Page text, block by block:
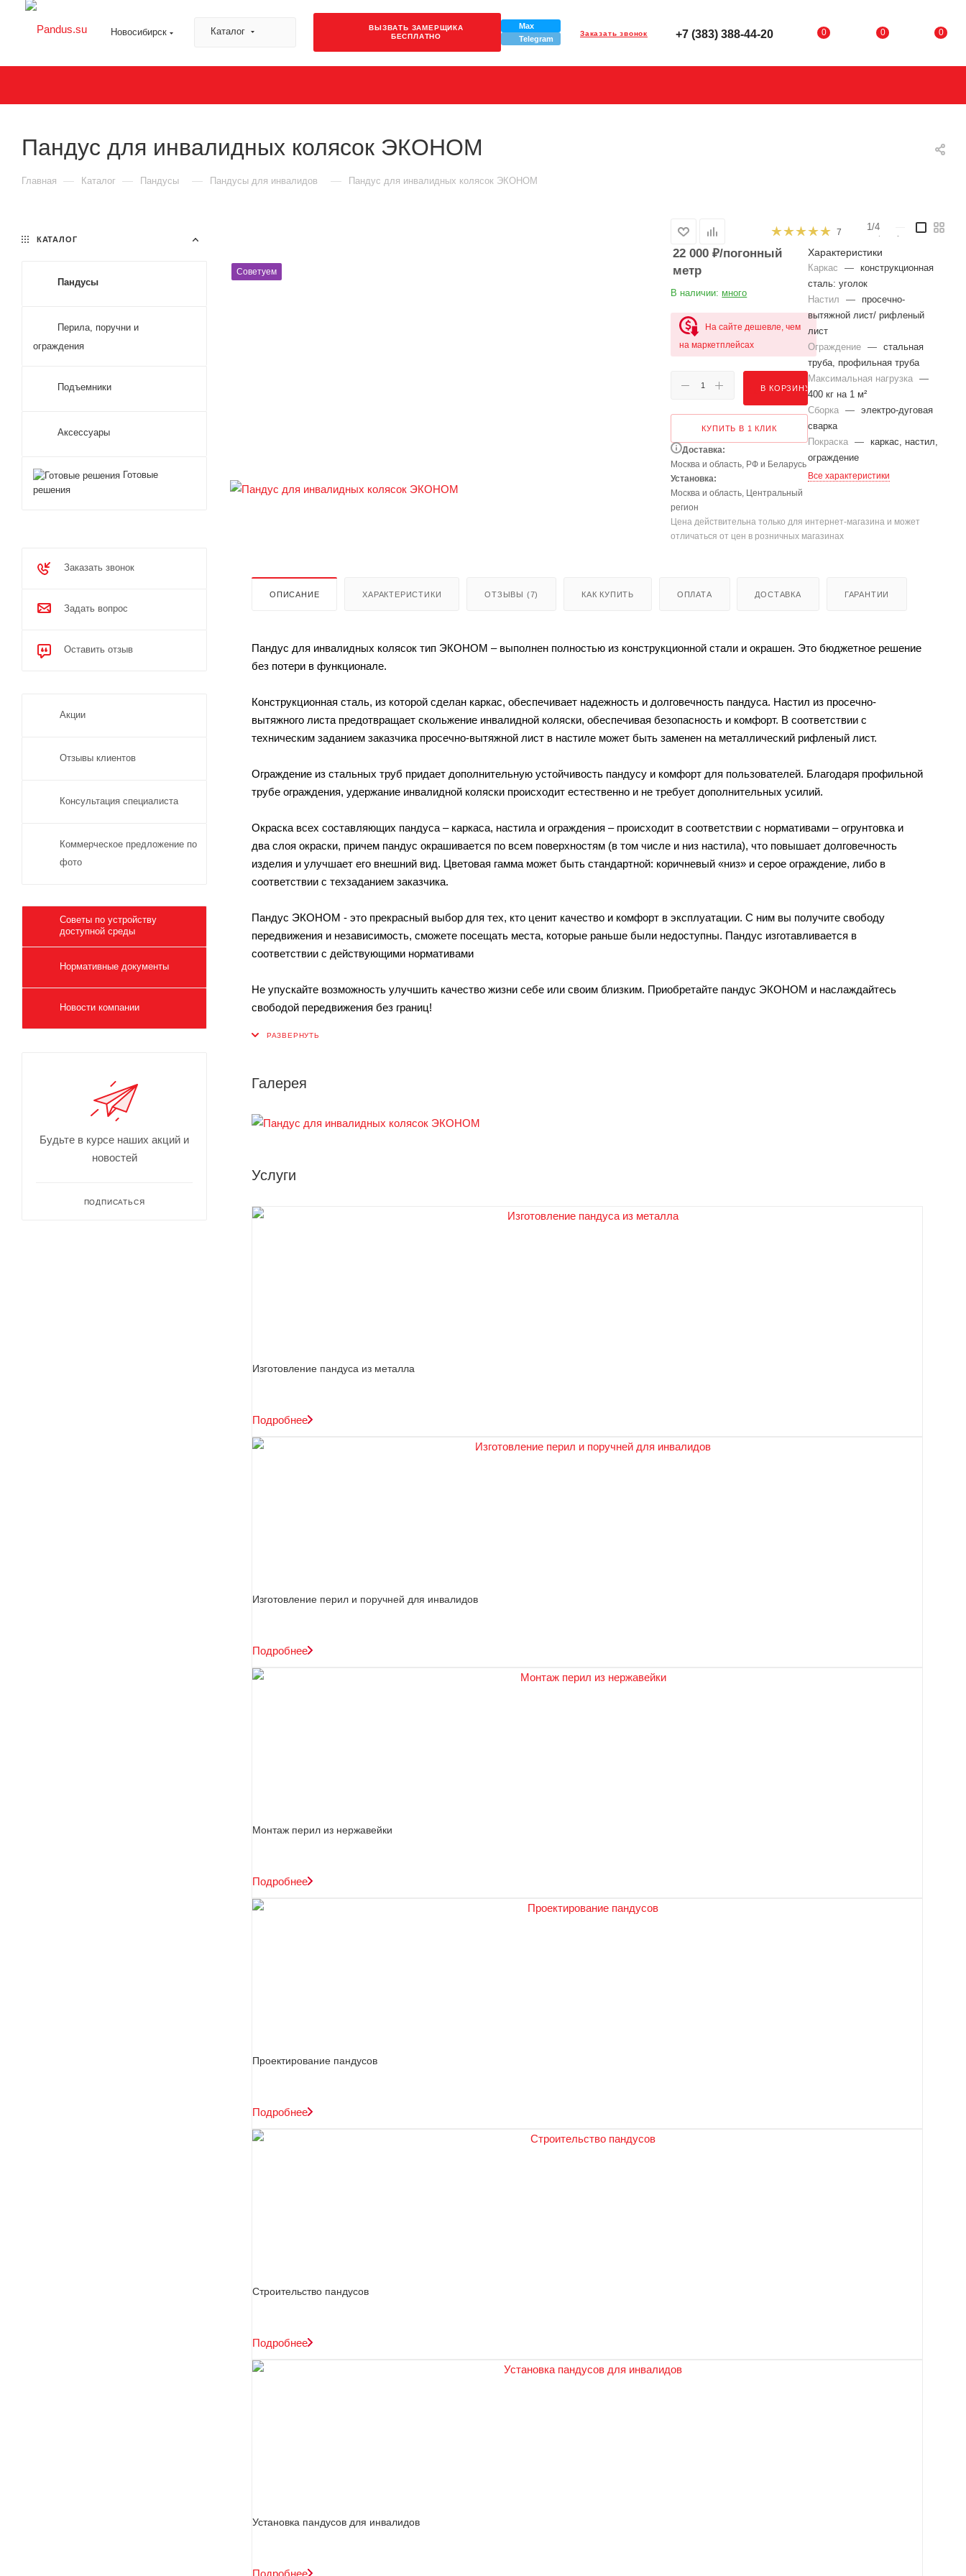
Новосибирск Каталог
ВЫЗВАТЬ ЗАМЕРЩИКА
БЕСПЛАТНО
Max
Telegram
Заказать звонок +7 (383) 388-44-20 0 0 0
Пандус для инвалидных колясок ЭКОНОМ
Главная — Каталог — Пандусы — Пандусы для инвалидов — Пандус для инвалидных колясок ЭКОНОМ
Советуем
7 Артикул: ИП-001
22 000 ₽/погонный
метр
В наличии: много
На сайте дешевле, чем
на маркетплейсах
В КОРЗИНУ
КУПИТЬ В 1 КЛИК
Доставка:
Москва и область, РФ и Беларусь
Установка:
Москва и область, Центральный
регион
Характеристики
Каркас —
конструкционная
сталь: уголок
Настил
—
просечно-
вытяжной лист/ рифленый
лист
Ограждение —
стальная
труба, профильная труба
Максимальная нагрузка —
400 кг на 1 м²
Сборка —
электро-дуговая
сварка
Покраска —
каркас, настил,
ограждение
Все характеристики
Цена действительна только для интернет-магазина и может
отличаться от цен в розничных магазинах
ОПИСАНИЕ ХАРАКТЕРИСТИКИ ОТЗЫВЫ (7) КАК КУПИТЬ ОПЛАТА ДОСТАВКА ГАРАНТИИ
Пандус для инвалидных колясок тип ЭКОНОМ – выполнен полностью из конструкционной стали и окрашен. Это бюджетное решение
без потери в функционале.
Конструкционная сталь, из которой сделан каркас, обеспечивает надежность и долговечность пандуса. Настил из просечно-
вытяжного листа предотвращает скольжение инвалидной коляски, обеспечивая безопасность и комфорт. В соответствии с
техническим заданием заказчика просечно-вытяжной лист в настиле может быть заменен на металлический рифленый лист.
Ограждение из стальных труб придает дополнительную устойчивость пандусу и комфорт для пользователей. Благодаря профильной
трубе ограждения, удержание инвалидной коляски происходит естественно и не требует дополнительных усилий.
Окраска всех составляющих пандуса – каркаса, настила и ограждения – происходит в соответствии с нормативами – огрунтовка и
два слоя окраски, причем пандус окрашивается по всем поверхностям (в том числе и низ настила), что повышает долговечность
изделия и улучшает его внешний вид. Цветовая гамма может быть стандартной: коричневый «низ» и серое ограждение, либо в
соответствии с техзаданием заказчика.
Пандус ЭКОНОМ - это прекрасный выбор для тех, кто ценит качество и комфорт в эксплуатации. С ним вы получите свободу
передвижения и независимость, сможете посещать места, которые раньше были недоступны. Пандус изготавливается в
соответствии с действующими нормативами
Не упускайте возможность улучшить качество жизни себе или своим близким. Приобретайте пандус ЭКОНОМ и наслаждайтесь
свободой передвижения без границ!
Галерея
1/4
Услуги
Изготовление пандуса из металла
Подробнее
Изготовление перил и поручней для инвалидов
Подробнее
Монтаж перил из нержавейки
Подробнее
Проектирование пандусов
Подробнее
Строительство пандусов
Подробнее
Установка пандусов для инвалидов
Подробнее
КАТАЛОГ
Пандусы
Перила, поручни и
ограждения
Подъемники
Аксессуары
Готовые
решения
Заказать звонок
Задать вопрос
Оставить отзыв
Акции
Отзывы клиентов
Консультация специалиста
Коммерческое предложение по
фото
Советы по устройству
доступной среды
Нормативные документы
Новости компании
Будьте в курсе наших акций и
новостей
ПОДПИСАТЬСЯ